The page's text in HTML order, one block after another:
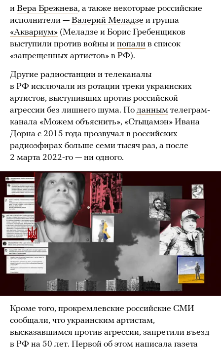
и Вера Брежнева, а также некоторые российские
исполнители — Валерий Меладзе и группа
«Аквариум» (Меладзе и Борис Гребенщиков
выступили против войны и попали в список
«запрещенных артистов» в РФ).
Другие радиостанции и телеканалы
в РФ исключали из ротации треки украинских
артистов, выступивших против российской
агрессии без лишнего шума. По данным телеграм-
канала «Можем объяснить», «Стыцамэн» Ивана
Дорна с 2015 года прозвучал в российских
радиоэфирах больше семи тысяч раз, а после
2 марта 2022-го — ни одного.
Кроме того, прокремлевские российские СМИ
сообщали, что украинским артистам,
высказавшимся против агрессии, запретили въезд
в РФ на 50 лет. Первой об этом написала газета